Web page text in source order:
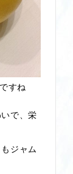
すね
で、栄
ジャム